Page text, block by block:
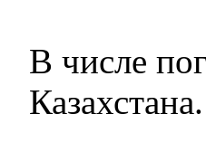
В числе
Казахстана.